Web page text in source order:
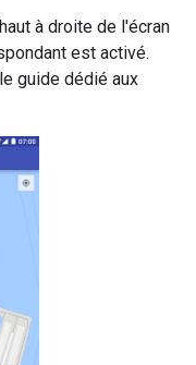
à droite de l'écran
est activé.
guide dédié aux